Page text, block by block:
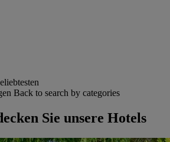
Back to search by categories
Sie unsere Hotels